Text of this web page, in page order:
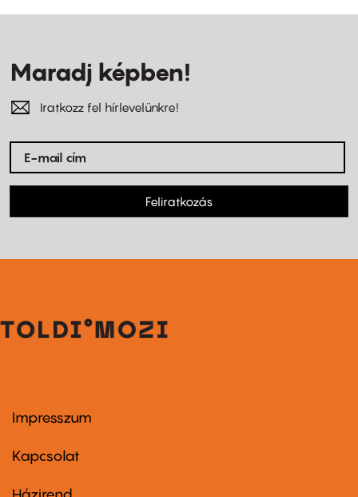
Maradj képben!
Iratkozz fel hírlevelünkre!
Feliratkozás
Footer
first
Impresszum
Kapcsolat